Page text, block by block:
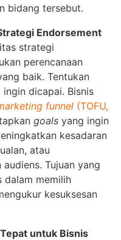
bidang tersebut.
Endorsement
strategi
perencanaan
baik. Tentukan
ingin dicapai. Bisnis
funnel(TOFU,
goalsyang ingin
kesadaran
atau
Tujuan yang
dalam memilih
kesuksesan
untuk Bisnis